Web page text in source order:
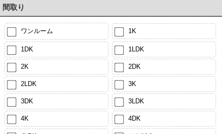
間取り
ワンルーム 1K
1DK 1LDK
2K 2DK
2LDK 3K
3DK 3LDK
4K 4DK